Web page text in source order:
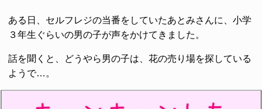
ある日、セルフレジの当番をしていたあとみさんに、小学
３年生ぐらいの男の子が声をかけてきました。
話を聞くと、どうやら男の子は、花の売り場を探している
ようで…。